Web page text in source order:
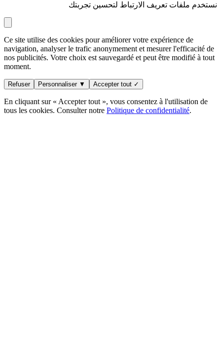
نستخدم ملفات تعريف الارتباط لتحسين تجربتك
Ce site utilise des cookies pour améliorer votre expérience de
navigation, analyser le trafic anonymement et mesurer l'efficacité de
nos publicités. Votre choix est sauvegardé et peut être modifié à tout
moment.
Refuser Personnaliser ▼ Accepter tout ✓
En cliquant sur « Accepter tout », vous consentez à l'utilisation de
tous les cookies. Consulter notre Politique de confidentialité.